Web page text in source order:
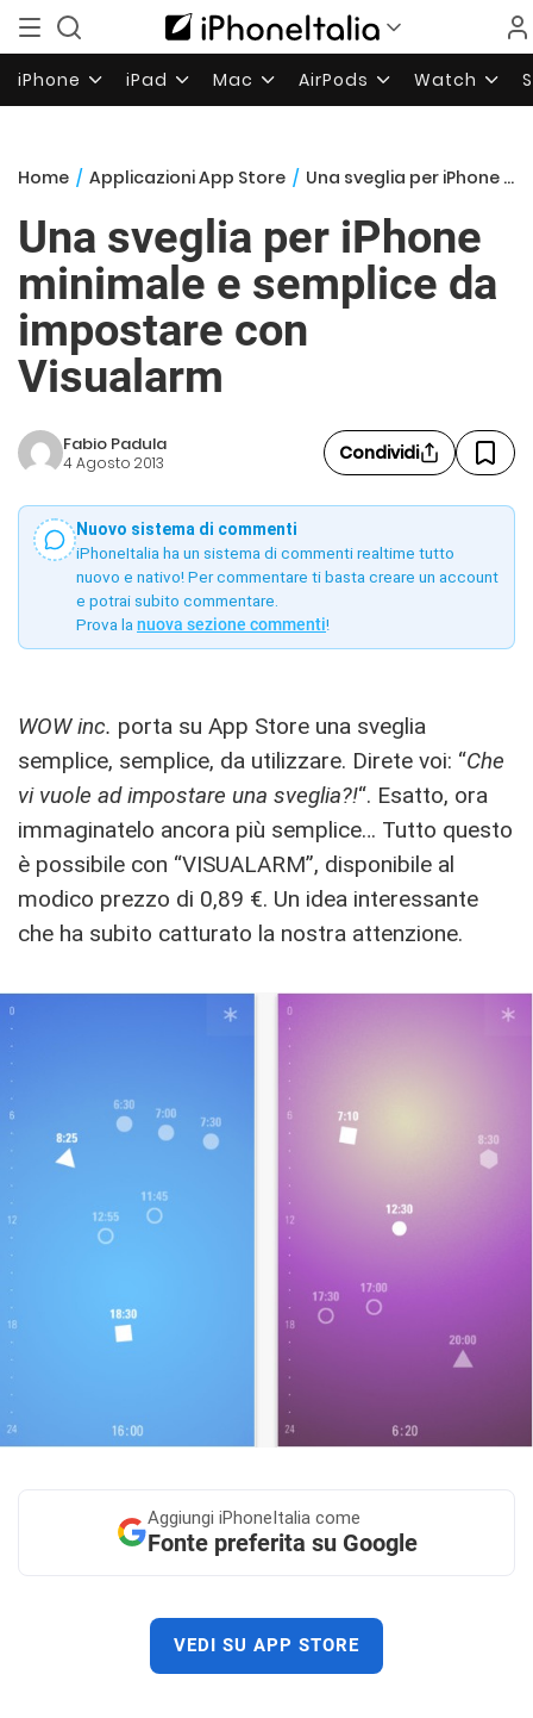
iPhone iPad Mac AirPods Watch
Home / Applicazioni App Store / Una sveglia per iPhone minimale e semplice da impostare con Visualarm
Una sveglia per iPhone
minimale e semplice da
impostare con
Visualarm
Fabio Padula
4 Agosto 2013 Condividi
Nuovo sistema di commenti
iPhoneItalia ha un sistema di commenti realtime tutto
nuovo e nativo! Per commentare ti basta creare un account
e potrai subito commentare.
Prova la nuova sezione commenti!
WOW inc. porta su App Store una sveglia
semplice, semplice, da utilizzare. Direte voi: “Che
vi vuole ad impostare una sveglia?!“. Esatto, ora
immaginatelo ancora più semplice… Tutto questo
è possibile con “VISUALARM”, disponibile al
modico prezzo di 0,89 €. Un idea interessante
che ha subito catturato la nostra attenzione.
Aggiungi iPhoneItalia come
Fonte preferita su Google
VEDI SU APP STORE